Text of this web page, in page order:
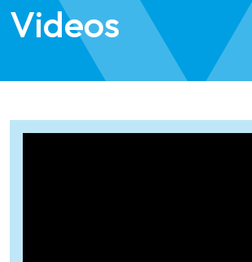
Videos